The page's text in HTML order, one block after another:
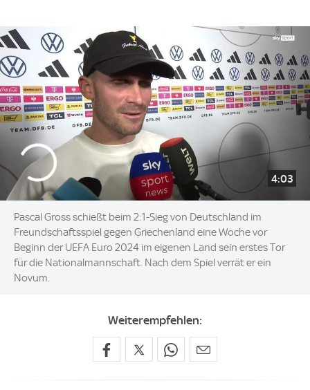
4:03
Pascal Gross schießt beim 2:1-Sieg von Deutschland im
Freundschaftsspiel gegen Griechenland eine Woche vor
Beginn der UEFA Euro 2024 im eigenen Land sein erstes Tor
für die Nationalmannschaft. Nach dem Spiel verrät er ein
Novum.
Weiterempfehlen: